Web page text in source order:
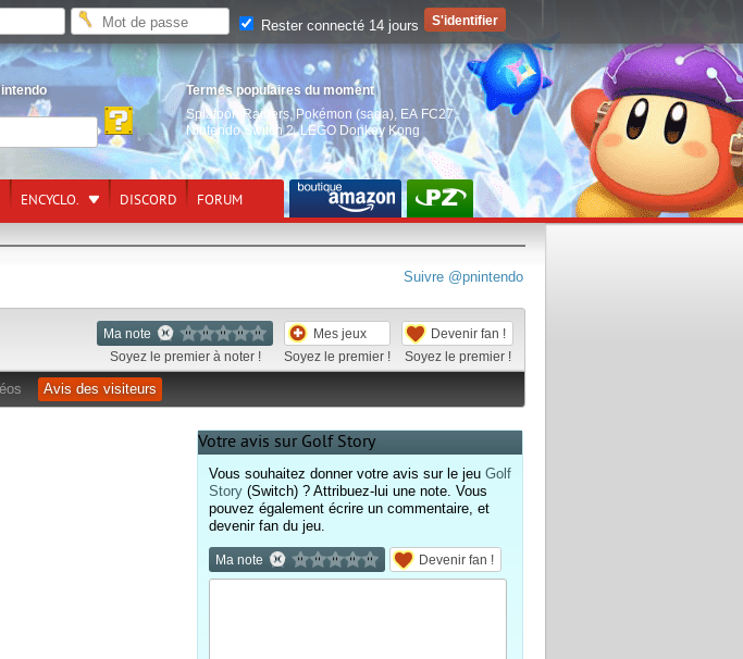
Termes populaires du moment
Splatoon Raiders, Pokémon (saga) EA FC27,
Nintendo Switch 2,LEGO Donkey Kong
ENCYCLO. DISCORD FORUM
Suivre @pnintendo
Ma note
Soyez le premier à noter !
Mes jeux
Soyez le premier !
Devenir fan !
Soyez le premier !
Avis des visiteurs
Votre avis sur Golf Story
Vous souhaitez donner votre avis sur le jeu Golf
Story (Switch) ? Attribuez-lui une note. Vous
pouvez également écrire un commentaire, et
devenir fan du jeu.
Ma note Devenir fan !
Rester connecté 14 jours